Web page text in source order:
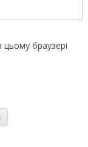
браузері